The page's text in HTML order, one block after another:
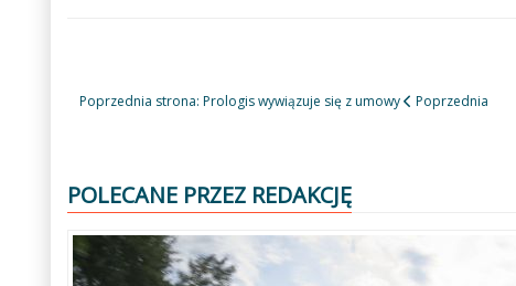
Poprzednia strona: Prologis wywiązuje się z umowy Poprzednia
POLECANE PRZEZ REDAKCJĘ
Poprzedni
Następny